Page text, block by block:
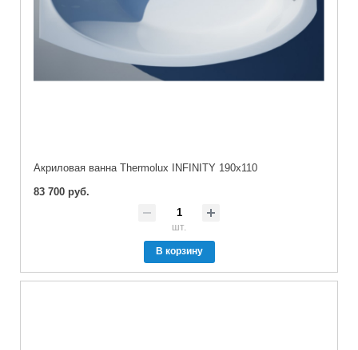
Акриловая ванна Thermolux INFINITY 190x110
83 700 руб.
шт.
В корзину